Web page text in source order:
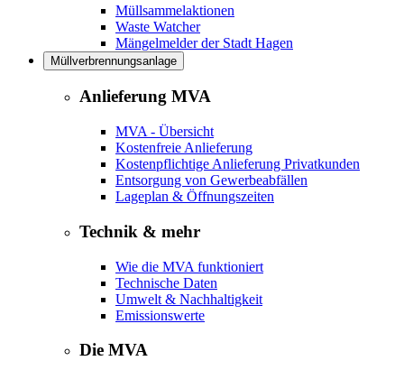
Müllsammelaktionen
Waste Watcher
Mängelmelder der Stadt Hagen
Müllverbrennungsanlage
Anlieferung MVA
MVA - Übersicht
Kostenfreie Anlieferung
Kostenpflichtige Anlieferung Privatkunden
Entsorgung von Gewerbeabfällen
Lageplan & Öffnungszeiten
Technik & mehr
Wie die MVA funktioniert
Technische Daten
Umwelt & Nachhaltigkeit
Emissionswerte
Die MVA